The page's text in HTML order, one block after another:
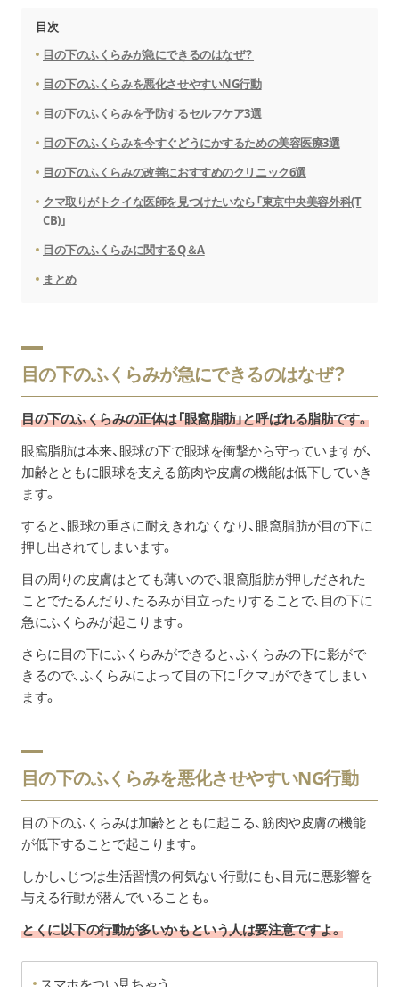
目次
目の下のふくらみが急にできるのはなぜ？
目の下のふくらみを悪化させやすいNG行動
目の下のふくらみを予防するセルフケア3選
目の下のふくらみを今すぐどうにかするための美容医療3選
目の下のふくらみの改善におすすめのクリニック6選
クマ取りがトクイな医師を見つけたいなら「東京中央美容外科(T
CB)」
目の下のふくらみに関するQ＆A
まとめ
目の下のふくらみが急にできるのはなぜ？
目の下のふくらみの正体は「眼窩脂肪」と呼ばれる脂肪です。
眼窩脂肪は本来、眼球の下で眼球を衝撃から守っていますが、
加齢とともに眼球を支える筋肉や皮膚の機能は低下していき
ます。
すると、眼球の重さに耐えきれなくなり、眼窩脂肪が目の下に
押し出されてしまいます。
目の周りの皮膚はとても薄いので、眼窩脂肪が押しだされた
ことでたるんだり、たるみが目立ったりすることで、目の下に
急にふくらみが起こります。
さらに目の下にふくらみができると、ふくらみの下に影がで
きるので、ふくらみによって目の下に「クマ」ができてしまい
ます。
目の下のふくらみを悪化させやすいNG行動
目の下のふくらみは加齢とともに起こる、筋肉や皮膚の機能
が低下することで起こります。
しかし、じつは生活習慣の何気ない行動にも、目元に悪影響を
与える行動が潜んでいることも。
とくに以下の行動が多いかもという人は要注意ですよ。
スマホをつい見ちゃう